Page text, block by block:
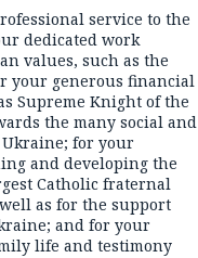
service to the
dedicated work
values, such as the
your generous financial
Supreme Knight of the
the many social and
for your
and developing the
Catholic fraternal
as for the support
and for your
life and testimony